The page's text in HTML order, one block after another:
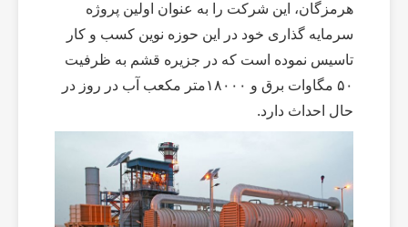
هرمزگان، این شرکت را به عنوان اولین پروژه
سرمایه گذاری خود در این حوزه نوین کسب و کار
تاسیس نموده است که در جزیره قشم به ظرفیت
۵۰ مگاوات برق و ۱۸۰۰۰متر مکعب آب در روز در
حال احداث دارد.